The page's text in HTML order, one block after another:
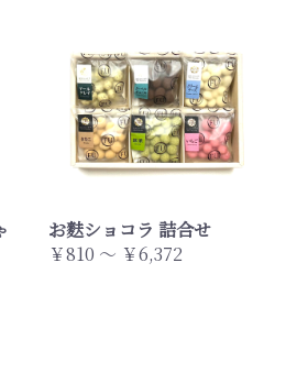
お麩ショコラ 詰合せ
￥810 ～ ￥6,372